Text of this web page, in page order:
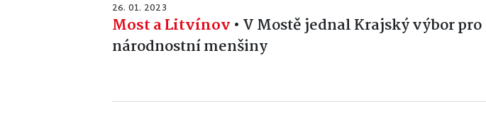
26. 01. 2023
Most a Litvínov • V Mostě jednal Krajský výbor pro
národnostní menšiny